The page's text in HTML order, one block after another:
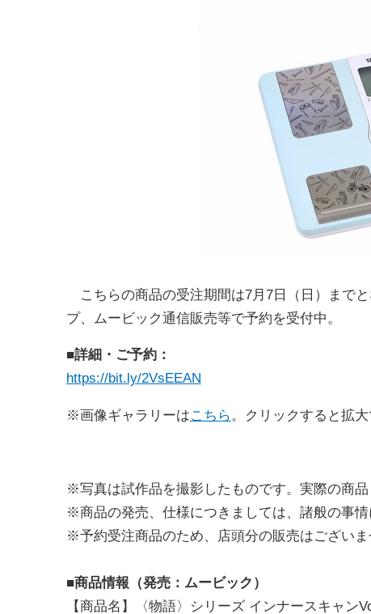
こちらの商品の受注期間は7月7日（日）まで
プ、ムービック通信販売等で予約を受付中。
■詳細・ご予約：
https://bit.ly/2VsEEAN
※画像ギャラリーはこちら 。クリックすると拡大
※写真は試作品を撮影したものです。実際の商品
※商品の発売、仕様につきましては、諸般の事
※予約受注商品のため、店頭分の販売はございま
■商品情報（発売：ムービック）
【商品名】〈物語〉シリーズ インナースキャン